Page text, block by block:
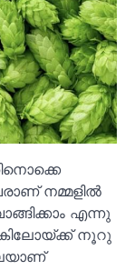
നമ്മളിൽ
എന്നു
കിലോയ്ക്ക് നൂറു